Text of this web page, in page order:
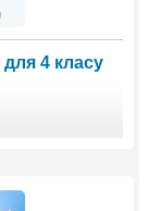
4 класу